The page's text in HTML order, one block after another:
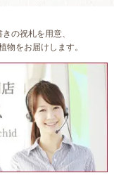
の祝札を用意、
物をお届けします。